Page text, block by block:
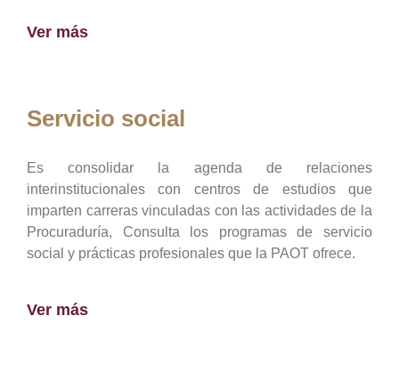
Ver más
Servicio social
Es consolidar la agenda de relaciones
interinstitucionales con centros de estudios que
imparten carreras vinculadas con las actividades de la
Procuraduría, Consulta los programas de servicio
social y prácticas profesionales que la PAOT ofrece.
Ver más